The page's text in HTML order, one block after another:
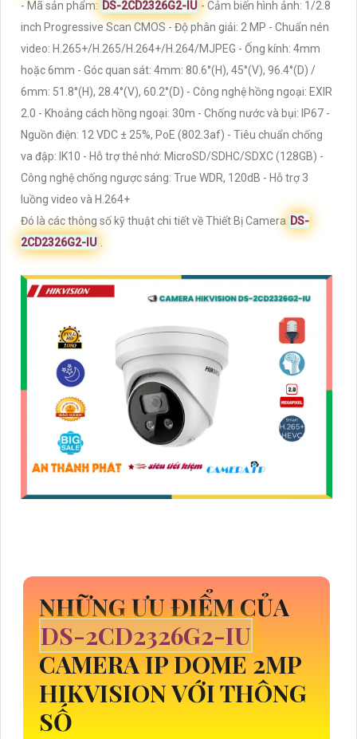
- Mã sản phẩm: DS-2CD2326G2-IU - Cảm biến hình ảnh: 1/2.8
inch Progressive Scan CMOS - Độ phân giải: 2 MP - Chuẩn nén
video: H.265+/H.265/H.264+/H.264/MJPEG - Ống kính: 4mm
hoặc 6mm - Góc quan sát: 4mm: 80.6°(H), 45°(V), 96.4°(D) /
6mm: 51.8°(H), 28.4°(V), 60.2°(D) - Công nghệ hồng ngoại: EXIR
2.0 - Khoảng cách hồng ngoại: 30m - Chống nước và bụi: IP67 -
Nguồn điện: 12 VDC ± 25%, PoE (802.3af) - Tiêu chuẩn chống
va đập: IK10 - Hỗ trợ thẻ nhớ: MicroSD/SDHC/SDXC (128GB) -
Công nghệ chống ngược sáng: True WDR, 120dB - Hỗ trợ 3
luồng video và H.264+
Đó là các thông số kỹ thuật chi tiết về Thiết Bị Camera DS-
2CD2326G2-IU
NHỮNG ƯU ĐIỂM CỦA
DS-2CD2326G2-IU
CAMERA IP DOME 2MP
HIKVISION VỚI THÔNG
SỐ